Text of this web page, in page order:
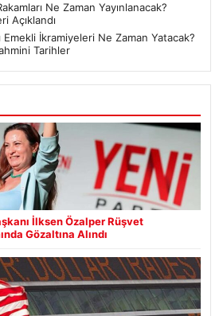
Ne Zaman Yayınlanacak?
Açıklandı
Emekli İkramiyeleri Ne Zaman Yatacak?
Tarihler
İlksen Özalper Rüşvet
Gözaltına Alındı